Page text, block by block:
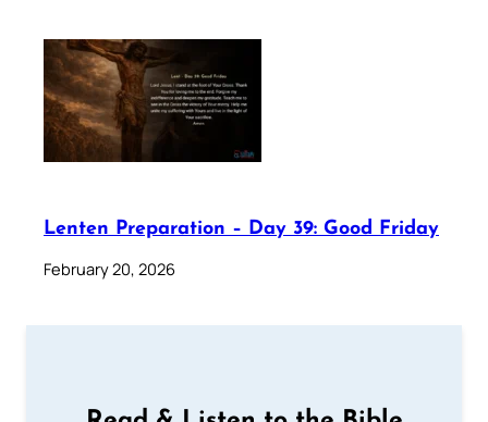
Lenten Preparation – Day 39: Good Friday
February 20, 2026